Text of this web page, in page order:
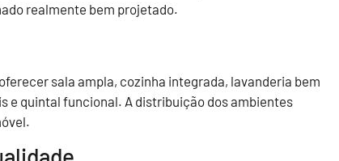
realmente bem projetado.
sala ampla, cozinha integrada, lavanderia bem
e quintal funcional. A distribuição dos ambientes